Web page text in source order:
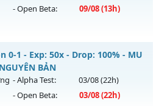
- Open Beta: 09/08(13h)
GAME CÀY CUỐC, CHĂM CHỈ LÀ
Mở máy chủ
Hoài Niệmvào 13h
0-1 - Exp: 50x - Drop: 100% - MU
BẢN
- Alpha Test: 03/08(22h)
- Open Beta: 03/08(22h)